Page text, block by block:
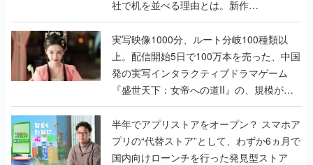
社で机を並べる理由とは。新作
『TATSUJIN EXTREME』で初タッグを組
んだレジェンド2人に訊く開発秘話
実写映像1000分、ルート分岐100種類以
上。配信開始5日で100万本を売った、中国
発の実写インタラクティブドラマゲーム
『盛世天下：女帝への道II』の、規模が違
うこだわりをプロデューサーに聞いた
半年でアプリストアをオープン？ スマホア
プリの“代替ストア”として、わずか6ヵ月で
国内向けローンチを行った発見型ストア